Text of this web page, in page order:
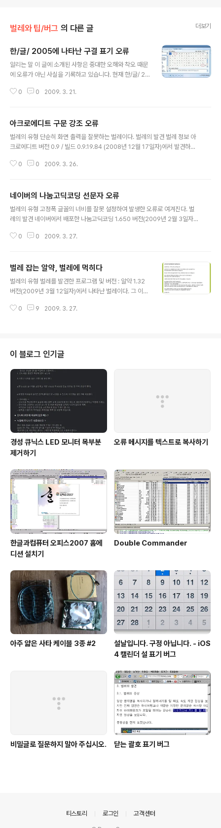
벌레와 팁/버그 의 다른 글 더보기
한/글/ 2005에 나타난 구결 표기 오류
알리는 말 이 글에 소개된 사항은 중대한 오해와 착오 때문
에 오류가 아닌 사실을 기록하고 있습니다. 현재 한/글/ 20
벌레의 유형 분신술을 익힌 벌레로서 몇몇 한/글/ 2005 환
비슷한 두 글자가 똑같은 모양이 된다. 벌레의 발견 고문을
가끔 입력하다가 발견하였다. 위의 그림을 보면 두 글자가
같음을 알 수 있다. 빨간 테두리를 두른 글자 두 개가 그것
소릿값이 ‘마‘(또는 ‘매‘)인데, ? 모양입니다. 아래쪽 글자는
0 0 2009. 3. 21.
아크로에디트 구문 강조 오류
벌레의 유형 단순히 화면 출력을 잘못하는 벌레이다. 벌레의 발견 벌레 정보 아
크로에디트 버전 0.9 / 빌드 0.9.19.84 (2008년 12월 17일자)에서 발견하였
1. 주석 명령어 REM을 5번 사용하였으나 2번만 주석이 달렸다. 또한 @도 문법
이다. 엄밀히 말하자면 REM 명령어이다. 이때 배치파일은 대문자와 소문자를
가리지 않으므로 rem, REM, Rem, rEm, reM 등은 모두 주석으로서 작동해
야만 한다. 실제로 설정에서도 다음 그림처럼 rem과 REM이 적..
0 0 2009. 3. 26.
네이버의 나눔고딕코딩 선문자 오류
벌레의 유형 고정폭 글꼴의 너비를 잘못 설정하여 발생한 오류로 여겨진다. 벌
레의 발견 네이버에서 배포한 나눔고딕코딩 1.650 버전(2009년 2월 3일자)
다. 눈에 확 띄지는 않지만 선문자가 어긋나 있음을 알 수 있다. 또한 나눔고딕코
딕 코딩글꼴 : http://dev.naver.com/projects/nanumfont 네이버 나눔고
딕 코딩글꼴 이슈 페이지 : http://dev.naver.com/projects/nanumfont/is
sue 이 글은 스프링노트에서 작성되었습니다.
0 0 2009. 3. 27.
벌레 잡는 알약, 벌레에 먹히다
벌레의 유형 벌레를 발견한 프로그램 및 버전 : 알약 1.32
버전(2009년 3월 12일자)에서 나타난 벌레이다. 그 이전
기 >> 정밀 검색 벌레의 위험도 : 1단계 (매우 위험) 벌레의
이다. 알약이 압축파일을 열려고 하면, 알약을 얼려 버리는
벌레. 알약이 얼면 네트워크를 죽여 버리는 벌레. 바이러스
검사가 끝난 뒤 결과 화면에서 다른 메뉴를 선택하면, 바이
러스 검사 결과를 먹어치워서 없애 버리는 벌레. 알약을 얼
0 9 2009. 3. 27.
이 블로그 인기글
경성 큐닉스 LED 모니터 목부분
제거하기
오류 메시지를 텍스트로 복사하기
한글과컴퓨터 오피스2007 홈에
디션 설치기
Double Commander
아주 얇은 사타 케이블 3종 #2
설날입니다. 구정 아닙니다. - iOS
4 캘린더 설 표기 버그
비밀글로 질문하지 말아 주십시오. 닫는 괄호 표기 버그
티스토리 로그인 고객센터